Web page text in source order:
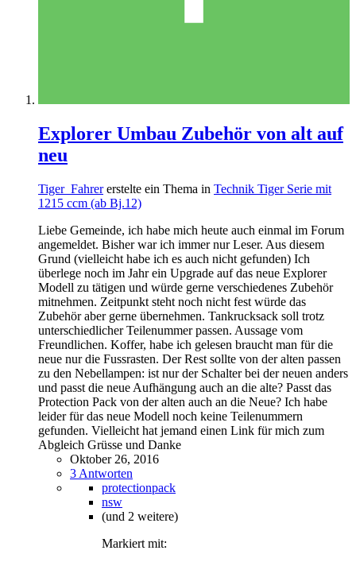
Explorer Umbau Zubehör von alt auf
neu
Tiger_Fahrererstelte ein Thema in Technik Tiger Serie mit
1215 ccm (ab Bj.12)
Liebe Gemeinde, ich habe mich heute auch einmal im Forum
angemeldet. Bisher war ich immer nur Leser. Aus diesem
Grund (vielleicht habe ich es auch nicht gefunden) Ich
überlege noch im Jahr ein Upgrade auf das neue Explorer
Modell zu tätigen und würde gerne verschiedenes Zubehör
mitnehmen. Zeitpunkt steht noch nicht fest würde das
Zubehör aber gerne übernehmen. Tankrucksack soll trotz
unterschiedlicher Teilenummer passen. Aussage vom
Freundlichen. Koffer, habe ich gelesen braucht man für die
neue nur die Fussrasten. Der Rest sollte von der alten passen
zu den Nebellampen: ist nur der Schalter bei der neuen anders
und passt die neue Aufhängung auch an die alte? Passt das
Protection Pack von der alten auch an die Neue? Ich habe
leider für das neue Modell noch keine Teilenummern
gefunden. Vielleicht hat jemand einen Link für mich zum
Abgleich Grüsse und Danke
Oktober 26, 2016
3 Antworten
protectionpack
nsw
(und 2 weitere)
Markiert mit: